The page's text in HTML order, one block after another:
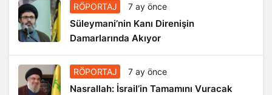
RÖPORTAJ 7 ay önce
Süleymani’nin Kanı Direnişin
Damarlarında Akıyor
RÖPORTAJ 7 ay önce
Nasrallah: İsrail’in Tamamını Vuracak